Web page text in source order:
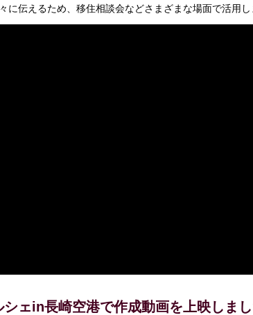
に伝えるため、移住相談会などさまざまな場面で活用し
シェin長崎空港で作成動画を上映しま